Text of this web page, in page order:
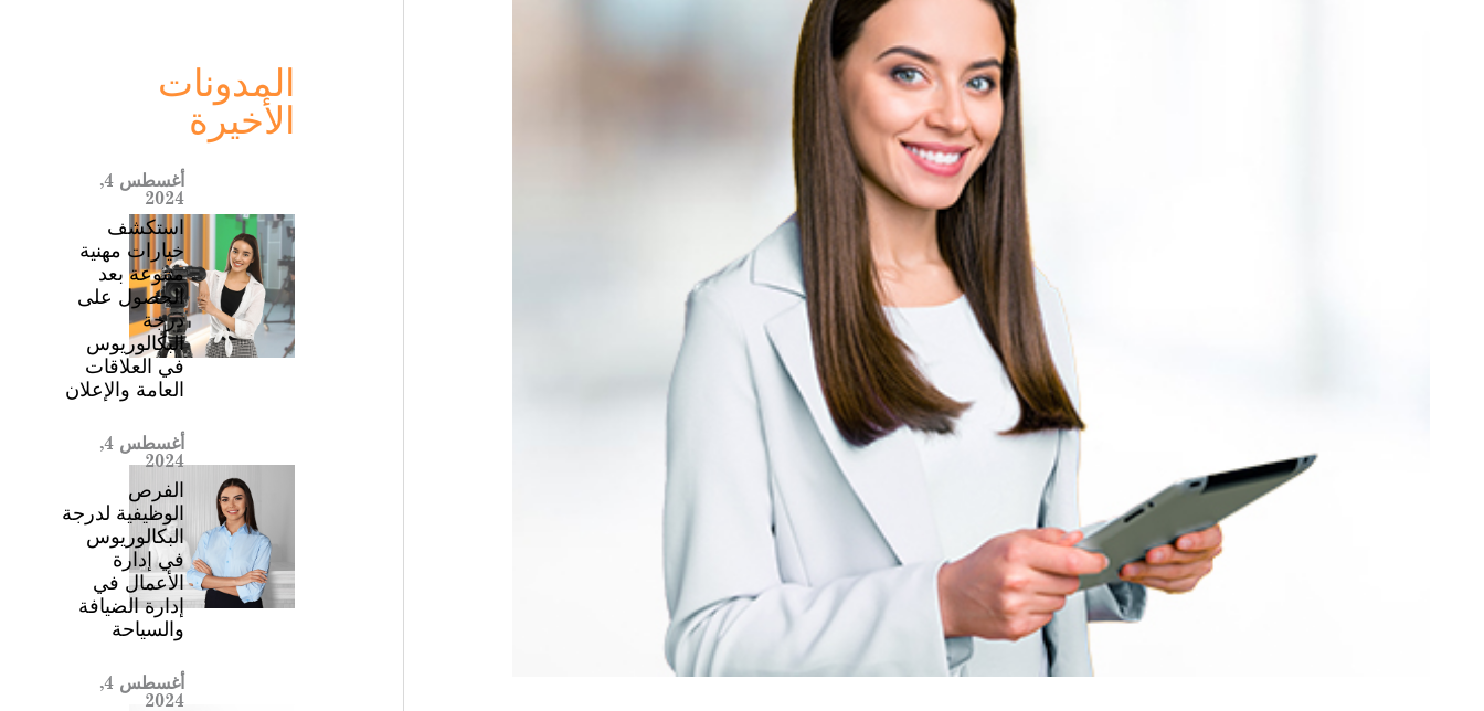
المدونات
الأخيرة
أغسطس 4,
2024
استكشف
خيارات مهنية
متنوعة بعد
الحصول على
درجة
البكالوريوس
في العلاقات
العامة والإعلان
أغسطس 4,
2024
الفرص
الوظيفية لدرجة
البكالوريوس
في إدارة
الأعمال في
إدارة الضيافة
والسياحة
أغسطس 4,
2024